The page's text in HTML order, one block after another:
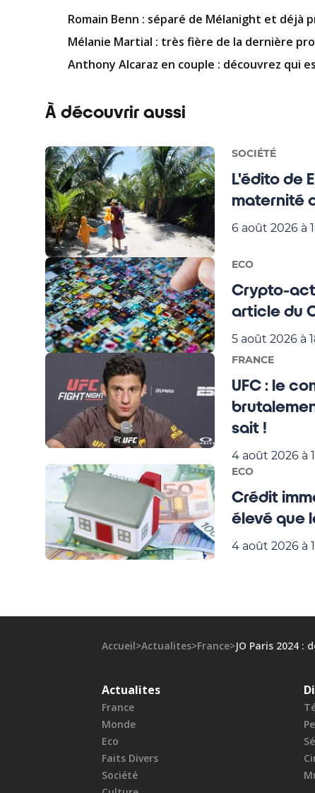
Romain Benn : séparé de Mélanight et déjà
Mélanie Martial : très fière de la dernière
Anthony Alcaraz en couple : découvrez qui
À découvrir aussi
SOCIÉTÉ
L'édito de
maternité
6 août 2026 à
ECO
Crypto-
article du
5 août 2026 à
FRANCE
UFC : le
sait !
4 août 2026 à
ECO
Crédit
élevé que
4 août 2026 à
Accueil>Actualites>France>JO Paris 2024
Actualites
France
Monde
Eco
Faits Divers
Société